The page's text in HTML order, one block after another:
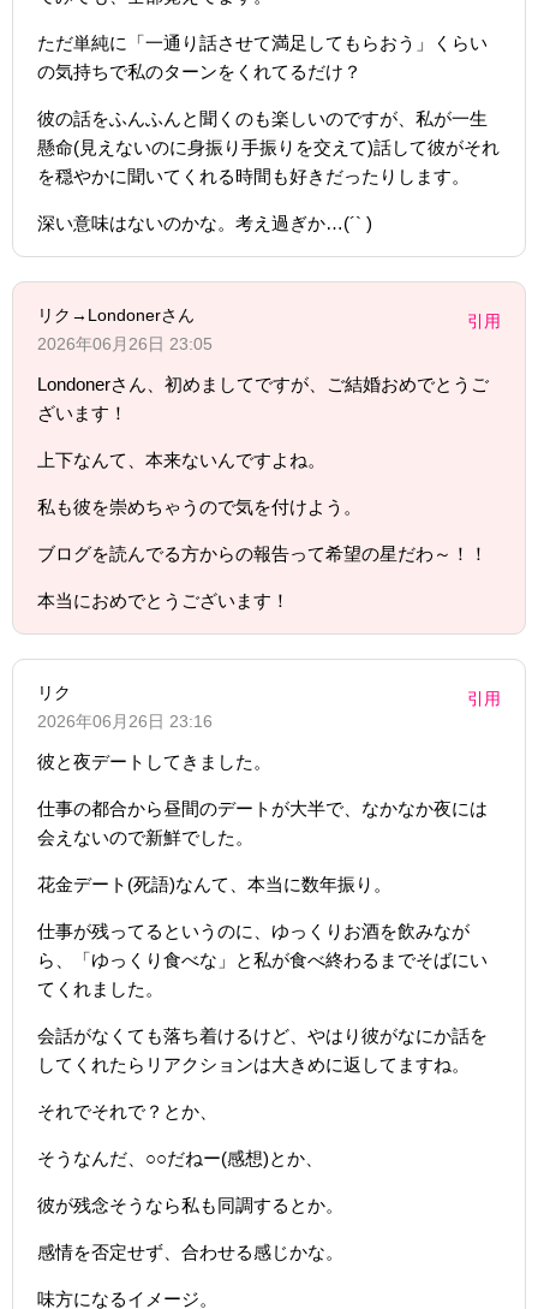
ただ単純に「一通り話させて満足してもらおう」くらい
の気持ちで私のターンをくれてるだけ？
彼の話をふんふんと聞くのも楽しいのですが、私が一生
懸命(見えないのに身振り手振りを交えて)話して彼がそれ
を穏やかに聞いてくれる時間も好きだったりします。
深い意味はないのかな。考え過ぎか…(´` )
リク→Londonerさん
2026年06月26日 23:05
引用
Londonerさん、初めましてですが、ご結婚おめでとうご
ざいます！
上下なんて、本来ないんですよね。
私も彼を崇めちゃうので気を付けよう。
ブログを読んでる方からの報告って希望の星だわ～！！
本当におめでとうございます！
リク
2026年06月26日 23:16
引用
彼と夜デートしてきました。
仕事の都合から昼間のデートが大半で、なかなか夜には
会えないので新鮮でした。
花金デート(死語)なんて、本当に数年振り。
仕事が残ってるというのに、ゆっくりお酒を飲みなが
ら、「ゆっくり食べな」と私が食べ終わるまでそばにい
てくれました。
会話がなくても落ち着けるけど、やはり彼がなにか話を
してくれたらリアクションは大きめに返してますね。
それでそれで？とか、
そうなんだ、○○だねー(感想)とか、
彼が残念そうなら私も同調するとか。
感情を否定せず、合わせる感じかな。
味方になるイメージ。